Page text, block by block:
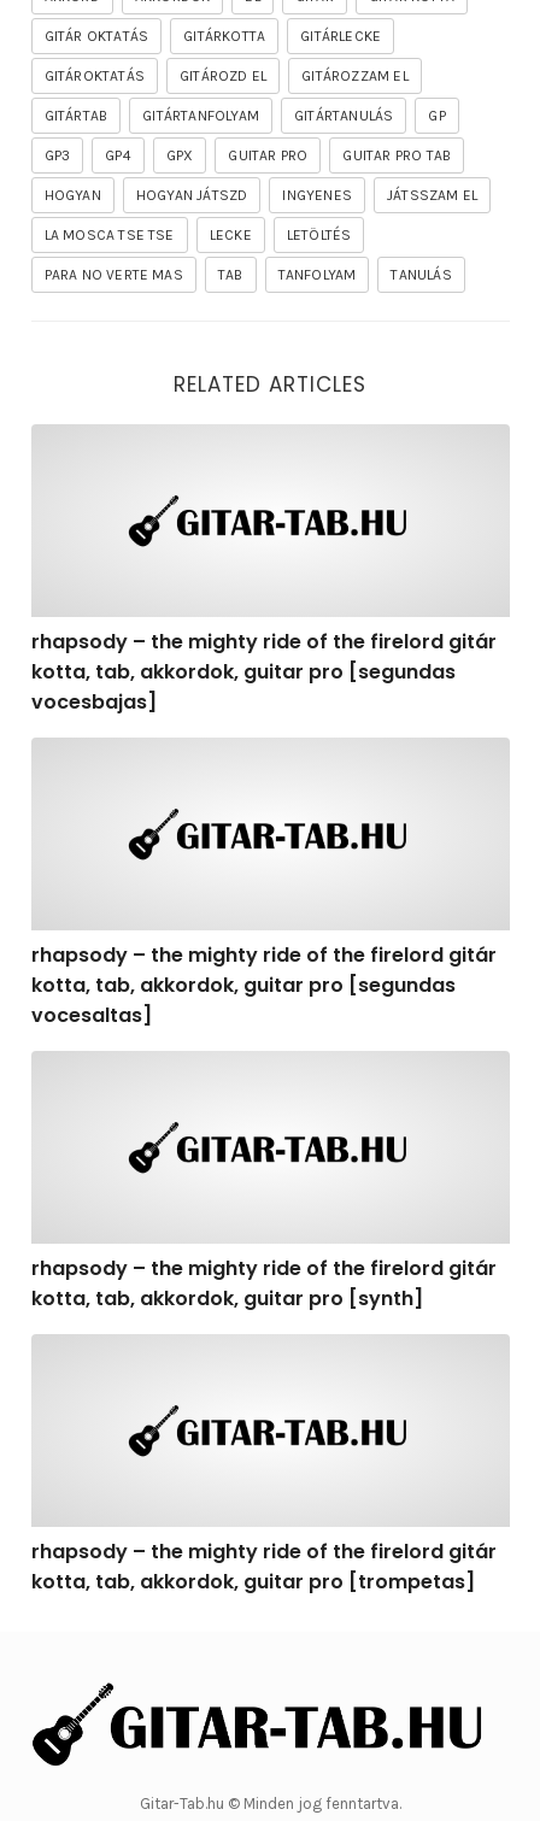
GITÁR OKTATÁS GITÁRKOTTA GITÁRLECKE
GITÁROKTATÁS GITÁROZD EL GITÁROZZAM EL
GITÁRTAB GITÁRTANFOLYAM GITÁRTANULÁS GP
GP3 GP4 GPX GUITAR PRO GUITAR PRO TAB
HOGYAN HOGYAN JÁTSZD INGYENES JÁTSSZAM EL
LA MOSCA TSE TSE LECKE LETÖLTÉS
PARA NO VERTE MAS TAB TANFOLYAM TANULÁS
RELATED ARTICLES
rhapsody – the mighty ride of the firelord gitár
kotta, tab, akkordok, guitar pro [segundas
vocesbajas]
rhapsody – the mighty ride of the firelord gitár
kotta, tab, akkordok, guitar pro [segundas
vocesaltas]
rhapsody – the mighty ride of the firelord gitár
kotta, tab, akkordok, guitar pro [synth]
rhapsody – the mighty ride of the firelord gitár
kotta, tab, akkordok, guitar pro [trompetas]
Gitar-Tab.hu © Minden jog fenntartva.